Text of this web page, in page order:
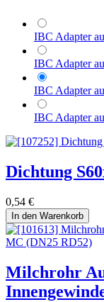
IBC Adapter
IBC Adapter
IBC Adapter
IBC Adapter
Dichtung
0,54 €
In den Warenkorb
Milchrohr